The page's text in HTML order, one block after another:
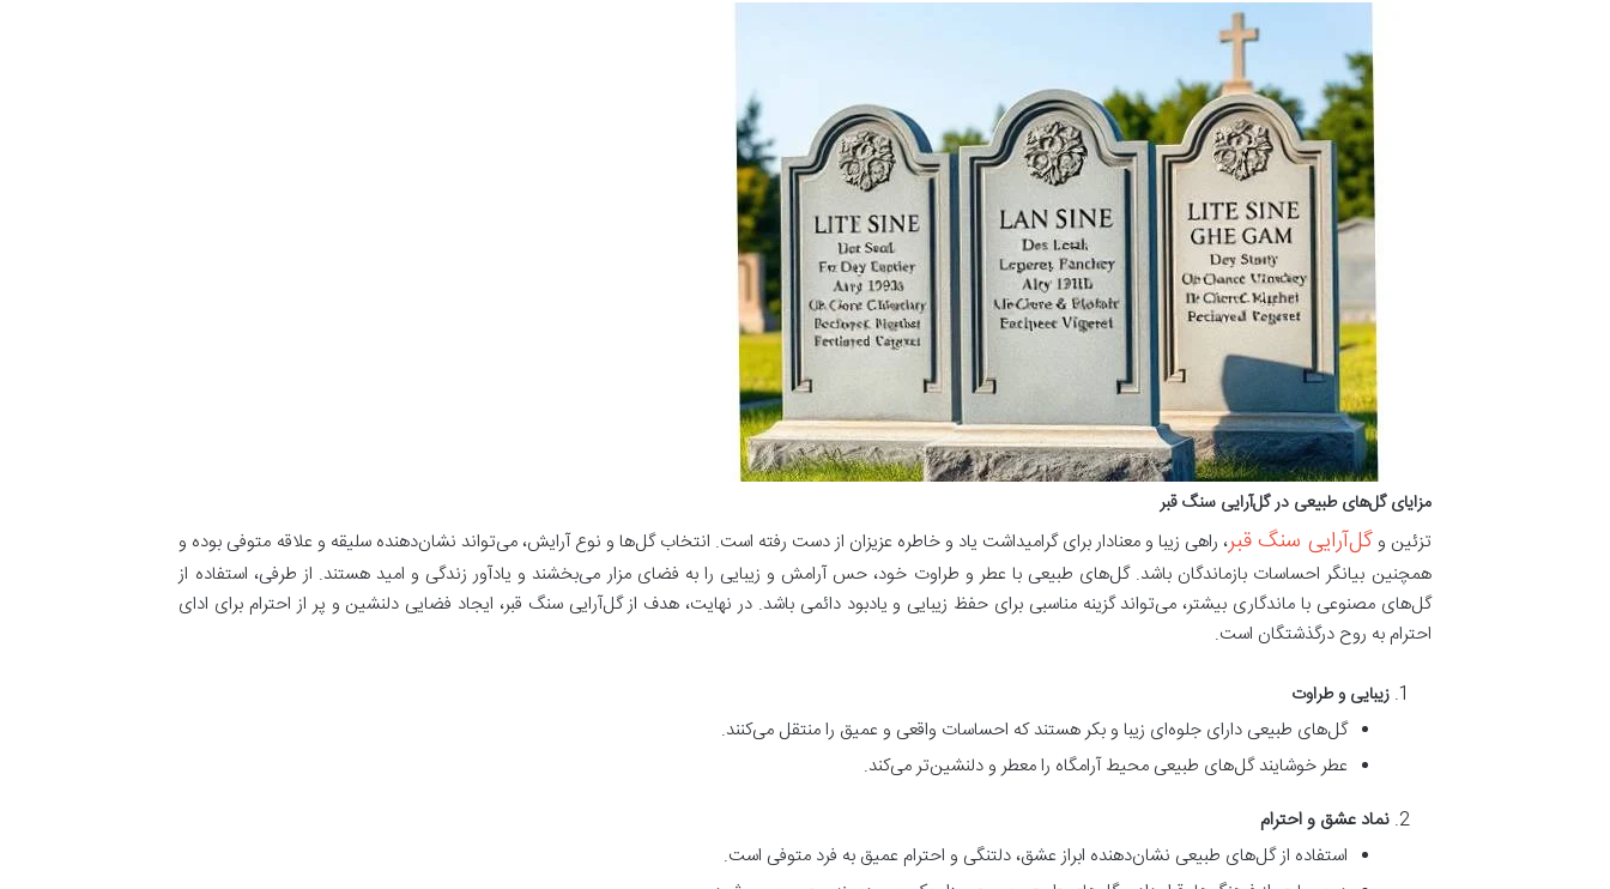
مزایای گل‌های طبیعی در گل‌آرایی سنگ قبر
تزئین وگل‌آرایی سنگ قبر، راهی زیبا و معنادار برای گرامیداشت یاد و خاطره عزیزان از دست رفته است. انتخاب گل‌ها و نوع آرایش، می‌تواند نشان‌دهنده سلیقه و علاقه متوفی بوده و
همچنین بیانگر احساسات بازماندگان باشد. گل‌های طبیعی با عطر و طراوت خود، حس آرامش و زیبایی را به فضای مزار می‌بخشند و یادآور زندگی و امید هستند. از طرفی، استفاده از
گل‌های مصنوعی با ماندگاری بیشتر، می‌تواند گزینه مناسبی برای حفظ زیبایی و یادبود دائمی باشد. در نهایت، هدف از گل‌آرایی سنگ قبر، ایجاد فضایی دلنشین و پر از احترام برای ادای
احترام به روح درگذشتگان است.
زیبایی و طراوت
گل‌های طبیعی دارای جلوه‌ای زیبا و بکر هستند که احساسات واقعی و عمیق را منتقل می‌کنند.
عطر خوشایند گل‌های طبیعی محیط آرامگاه را معطر و دلنشین‌تر می‌کند.
نماد عشق و احترام
استفاده از گل‌های طبیعی نشان‌دهنده ابراز عشق، دلتنگی و احترام عمیق به فرد متوفی است.